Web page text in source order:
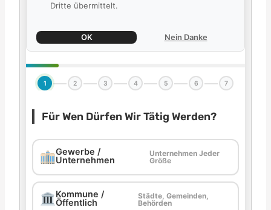
Dritte übermittelt.
OK Nein Danke
1 2 3 4 5 6 7
Für Wen Dürfen Wir Tätig Werden?
Gewerbe /
Unternehmen
Unternehmen Jeder
Größe
Kommune /
Öffentlich
Städte, Gemeinden,
Behörden